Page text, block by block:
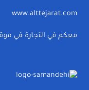
www.alttejarat.com
معكم في التجارة في